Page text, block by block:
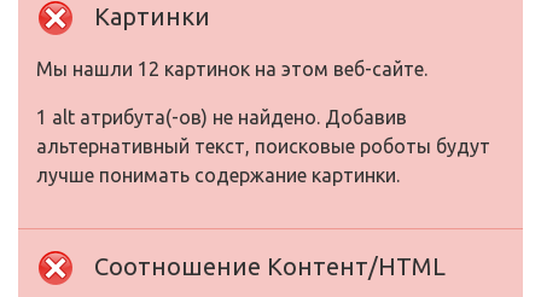
Картинки
Мы нашли 12 картинок на этом веб-сайте.
1 alt атрибута(-ов) не найдено. Добавив
альтернативный текст, поисковые роботы будут
лучше понимать содержание картинки.
Соотношение Контент/HTML